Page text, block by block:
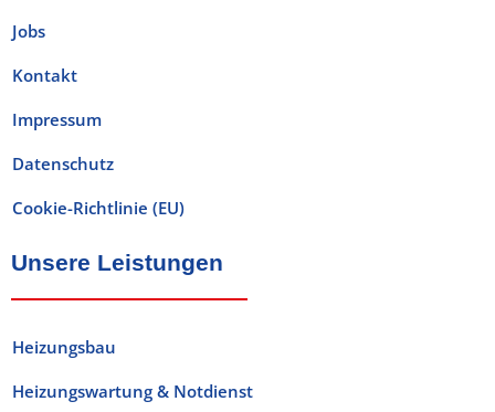
Jobs
Kontakt
Impressum
Datenschutz
Cookie-Richtlinie (EU)
Unsere Leistungen​
Heizungsbau
Heizungswartung & Notdienst